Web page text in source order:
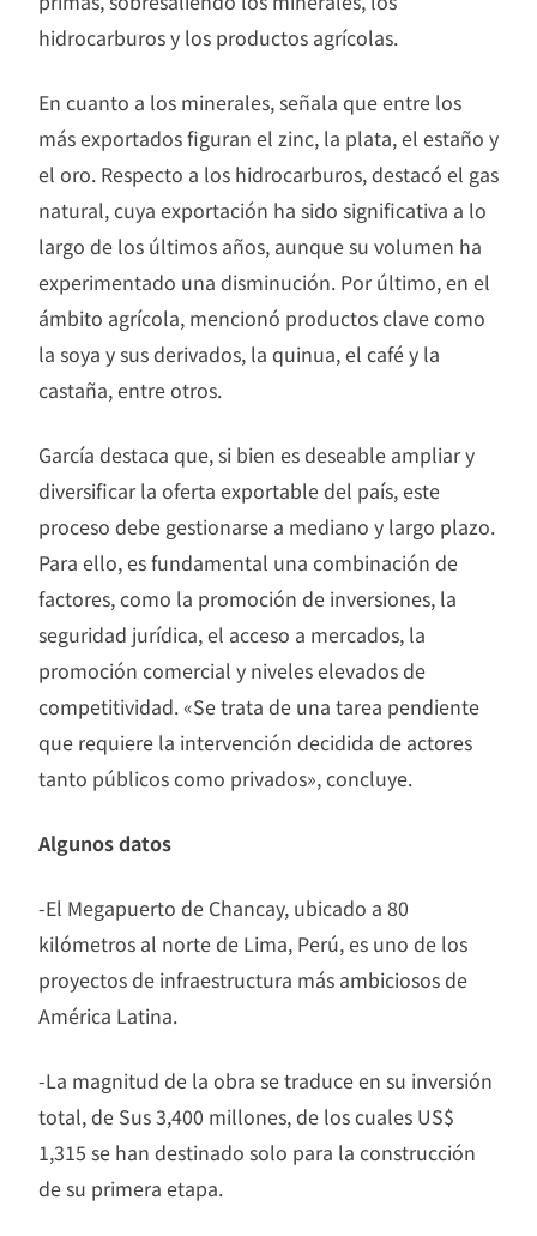
hidrocarburos y los productos agrícolas.
En cuanto a los minerales, señala que entre los
más exportados figuran el zinc, la plata, el estaño y
el oro. Respecto a los hidrocarburos, destacó el gas
natural, cuya exportación ha sido significativa a lo
largo de los últimos años, aunque su volumen ha
experimentado una disminución. Por último, en el
ámbito agrícola, mencionó productos clave como
la soya y sus derivados, la quinua, el café y la
castaña, entre otros.
García destaca que, si bien es deseable ampliar y
diversificar la oferta exportable del país, este
proceso debe gestionarse a mediano y largo plazo.
Para ello, es fundamental una combinación de
factores, como la promoción de inversiones, la
seguridad jurídica, el acceso a mercados, la
promoción comercial y niveles elevados de
competitividad. «Se trata de una tarea pendiente
que requiere la intervención decidida de actores
tanto públicos como privados», concluye.
Algunos datos
-El Megapuerto de Chancay, ubicado a 80
kilómetros al norte de Lima, Perú, es uno de los
proyectos de infraestructura más ambiciosos de
América Latina.
-La magnitud de la obra se traduce en su inversión
total, de Sus 3,400 millones, de los cuales US$
1,315 se han destinado solo para la construcción
de su primera etapa.